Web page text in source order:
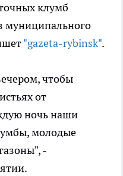
клумб
муниципального
"gazeta-rybinsk".
чтобы
от
ночь наши
молодые
-